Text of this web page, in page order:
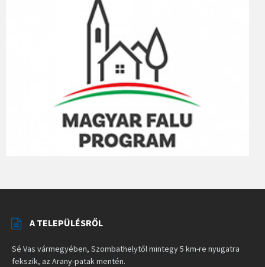
A TELEPÜLÉSRŐL
Sé Vas vármegyében, Szombathelytől mintegy 5 km-re nyugatra
fekszik, az Arany-patak mentén.